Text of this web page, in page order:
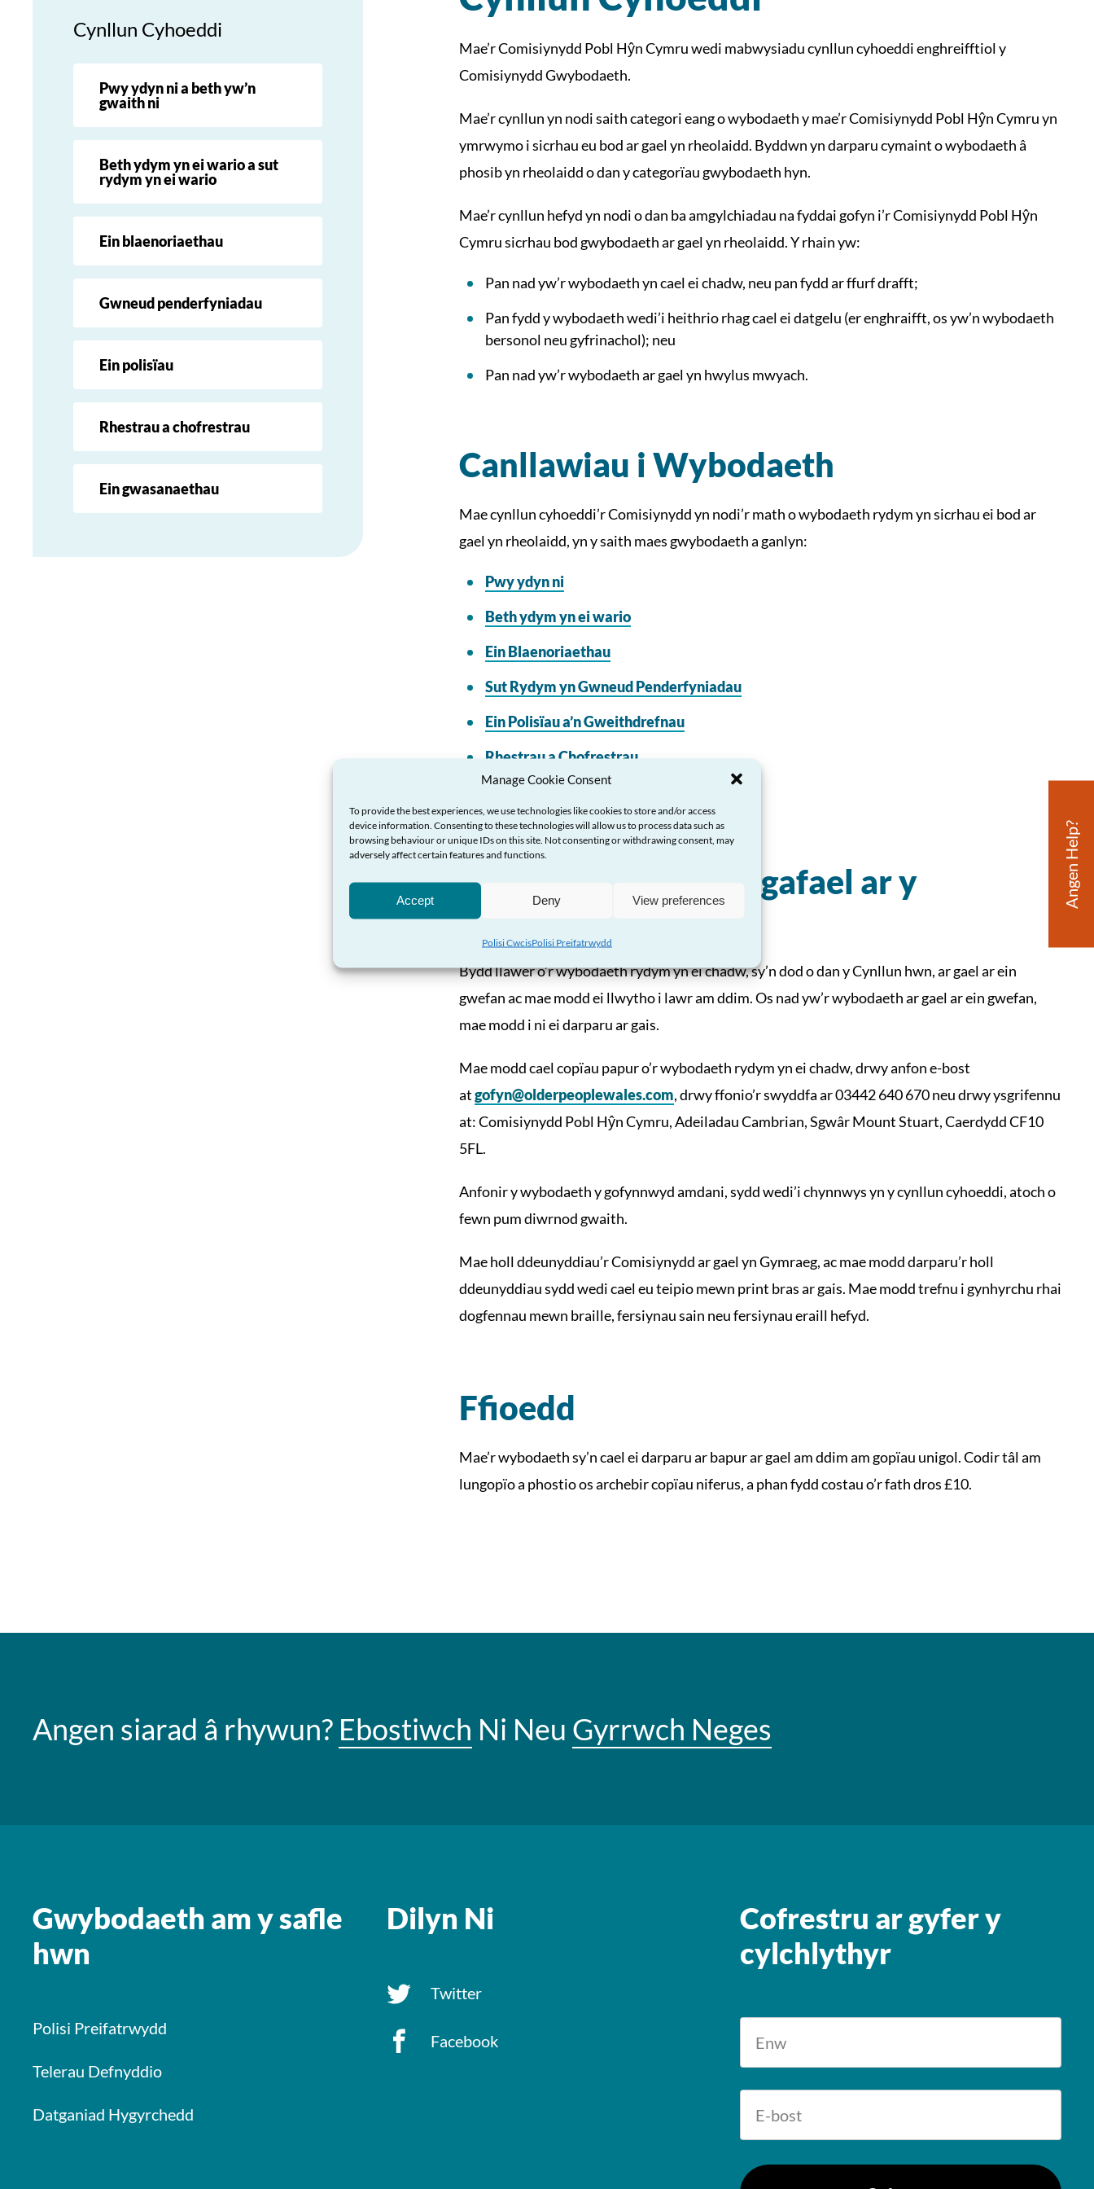
Manage Cookie Consent
To provide the best experiences, we use technologies like cookies to store and/or access
device information. Consenting to these technologies will allow us to process data such as
browsing behaviour or unique IDs on this site. Not consenting or withdrawing consent, may
adversely affect certain features and functions.
Accept Deny View preferences
Polisi CwcisPolisi Preifatrwydd
Angen Help?
Mae’r Comisiynydd Pobl Hŷn Cymru wedi mabwysiadu cynllun cyhoeddi enghreifftiol y
Comisiynydd Gwybodaeth.
Mae’r cynllun yn nodi saith categori eang o wybodaeth y mae’r Comisiynydd Pobl Hŷn Cymru yn
ymrwymo i sicrhau eu bod ar gael yn rheolaidd. Byddwn yn darparu cymaint o wybodaeth â
phosib yn rheolaidd o dan y categorïau gwybodaeth hyn.
Mae’r cynllun hefyd yn nodi o dan ba amgylchiadau na fyddai gofyn i’r Comisiynydd Pobl Hŷn
Cymru sicrhau bod gwybodaeth ar gael yn rheolaidd. Y rhain yw:
Pan nad yw’r wybodaeth yn cael ei chadw, neu pan fydd ar ffurf drafft;
Pan fydd y wybodaeth wedi’i heithrio rhag cael ei datgelu (er enghraifft, os yw’n wybodaeth
bersonol neu gyfrinachol); neu
Pan nad yw’r wybodaeth ar gael yn hwylus mwyach.
Canllawiau i Wybodaeth
Mae cynllun cyhoeddi’r Comisiynydd yn nodi’r math o wybodaeth rydym yn sicrhau ei bod ar
gael yn rheolaidd, yn y saith maes gwybodaeth a ganlyn:
Pwy ydyn ni
Beth ydym yn ei wario
Ein Blaenoriaethau
Sut Rydym yn Gwneud Penderfyniadau
Ein Polisïau a’n Gweithdrefnau
Rhestrau a Chofrestrau
Y gwasanaethau rydym yn eu cynnig
Sut gallwch chi gael gafael ar y
wybodaeth
Bydd llawer o’r wybodaeth rydym yn ei chadw, sy’n dod o dan y Cynllun hwn, ar gael ar ein
gwefan ac mae modd ei llwytho i lawr am ddim. Os nad yw’r wybodaeth ar gael ar ein gwefan,
mae modd i ni ei darparu ar gais.
Mae modd cael copïau papur o’r wybodaeth rydym yn ei chadw, drwy anfon e-bost
atgofyn@olderpeoplewales.com, drwy ffonio’r swyddfa ar 03442 640 670 neu drwy ysgrifennu
at: Comisiynydd Pobl Hŷn Cymru, Adeiladau Cambrian, Sgwâr Mount Stuart, Caerdydd CF10
5FL.
Anfonir y wybodaeth y gofynnwyd amdani, sydd wedi’i chynnwys yn y cynllun cyhoeddi, atoch o
fewn pum diwrnod gwaith.
Mae holl ddeunyddiau’r Comisiynydd ar gael yn Gymraeg, ac mae modd darparu’r holl
ddeunyddiau sydd wedi cael eu teipio mewn print bras ar gais. Mae modd trefnu i gynhyrchu rhai
dogfennau mewn braille, fersiynau sain neu fersiynau eraill hefyd.
Ffioedd
Mae’r wybodaeth sy’n cael ei darparu ar bapur ar gael am ddim am gopïau unigol. Codir tâl am
lungopïo a phostio os archebir copïau niferus, a phan fydd costau o’r fath dros £10.
Cynllun Cyhoeddi
Pwy ydyn ni a beth yw’n
gwaith ni
Beth ydym yn ei wario a sut
rydym yn ei wario
Ein blaenoriaethau
Gwneud penderfyniadau
Ein polisïau
Rhestrau a chofrestrau
Ein gwasanaethau
Angen siarad â rhywun? Ebostiwch Ni Neu Gyrrwch Neges
Gwybodaeth am y safle
hwn
Polisi Preifatrwydd
Telerau Defnyddio
Datganiad Hygyrchedd
Dilyn Ni
Twitter
Facebook
Cofrestru ar gyfer y
cylchlythyr